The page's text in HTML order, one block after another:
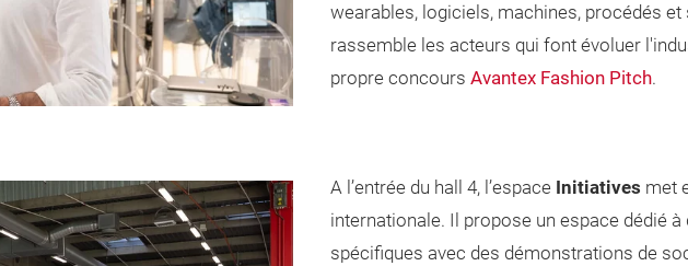
wearables, logiciels, machines, procédés et
rassemble les acteurs qui font évoluer
propre concours Avantex Fashion Pitch.
A l’entrée du hall 4, l’espace Initiatives met
internationale. Il propose un espace dédié
spécifiques avec des démonstrations de